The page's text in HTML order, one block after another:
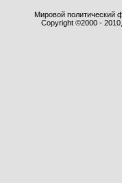
Мировой политический
Copyright ©2000 -